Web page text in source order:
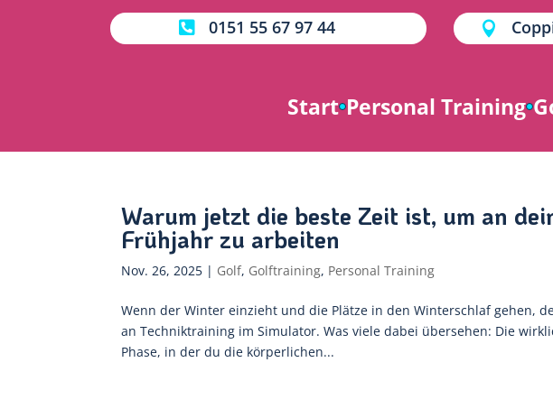
 0151 55 67 97 44 
Start Personal Training
Warum jetzt die beste Zeit ist, um an
Frühjahr zu arbeiten
Nov. 26, 2025 | Golf, Golftraining, Personal Training
Wenn der Winter einzieht und die Plätze in den Winterschlaf gehen,
an Techniktraining im Simulator. Was viele dabei übersehen: Die
Phase, in der du die körperlichen...